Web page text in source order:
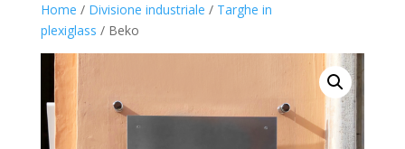
Home / Divisione industriale / Targhe in
plexiglass / Beko